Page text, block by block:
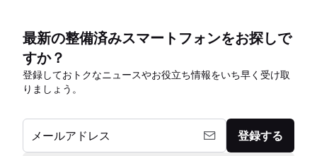
最新の整備済みスマートフォンをお探しで
すか？
登録しておトクなニュースやお役立ち情報をいち早く受け取
りましょう。
メールアドレス 登録する